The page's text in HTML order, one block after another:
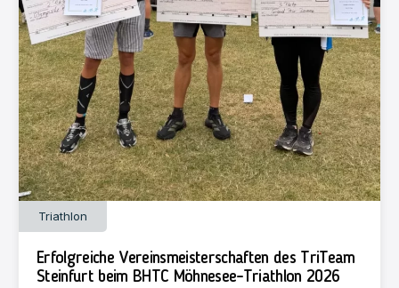
Triathlon
Erfolgreiche Vereinsmeisterschaften des TriTeam
Steinfurt beim BHTC Möhnesee-Triathlon 2026